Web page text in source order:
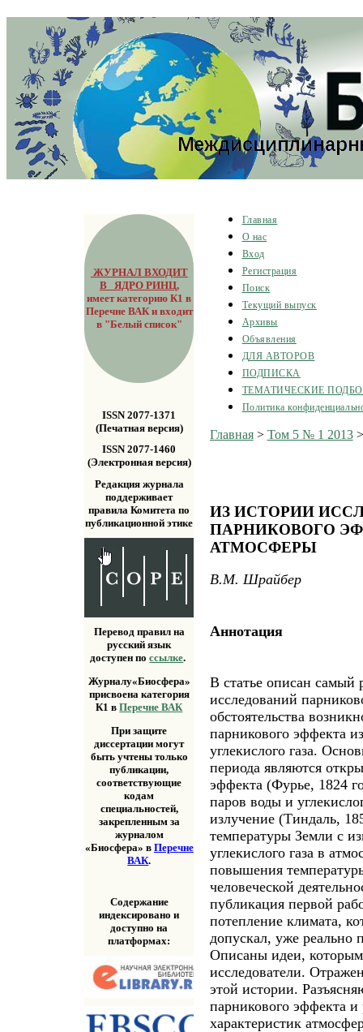
ЖУРНАЛ ВХОДИТ
В ЯДРО РИНЦ,
имеет категорию К1 в
Перечне ВАК и входит
в "Белый список"
ISSN 2077-1371
(Печатная версия)
ISSN 2077-1460
(Электронная версия)
Редакция журнала
поддерживает
правила Комитета по
публикационной этике
Перевод правил на
русский язык
доступен поссылке.
Журналу«Биосфера»
присвоена категория
К1 вПеречне ВАК
При защите
диссертации могут
быть учтены только
публикации,
соответствующие
кодам
специальностей,
закрепленным за
журналом
«Биосфера» в Перечне
ВАК.
Содержание
индексировано и
доступно на
платформах:
Главная
О нас
Вход
Регистрация
Поиск
Текущий выпуск
Архивы
Объявления
ДЛЯ АВТОРОВ
ПОДПИСКА
ТЕМАТИЧЕСКИЕ
Политика
Главная> Том 5 № 1 2013
ИЗ ИСТОРИИ
ПАРНИКОВОГО
АТМОСФЕРЫ
В.М. Шрайбер
Аннотация
В статье описан самый
исследований
обстоятельства
парникового эффекта
углекислого газа.
периода являются
эффекта (Фурье, 1824
паров воды и
излучение (Тиндаль,
температуры Земли с
углекислого газа в
повышения
человеческой
публикация первой
потепление климата,
допускал, уже реально
Описаны идеи,
исследователи.
этой истории.
парникового эффекта и
характеристик